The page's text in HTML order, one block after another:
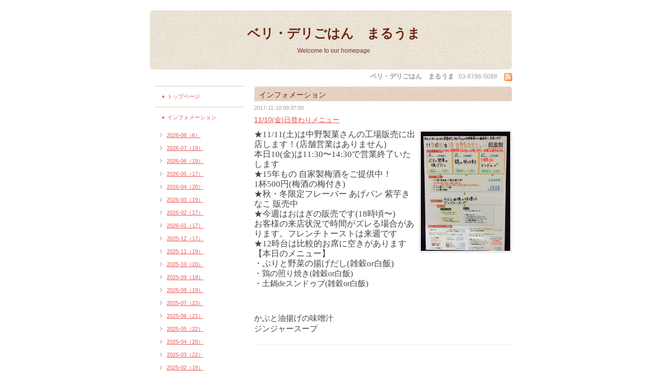
ベリ・デリごはん まるうま
Welcome to our homepage
ベリ・デリごはん まるうま 03-6786-5088
インフォメーション
2017-11-10 09:37:00
11/10(金)日替わりメニュー
★11/11(土)は中野製菓さんの工場販売に出
店します！(店舗営業はありません)
本日10(金)は11:30〜14:30で営業終了いた
します
★15年もの 自家製梅酒をご提供中！
1杯500円(梅酒の梅付き)
★秋・冬限定フレーバー あげパン 紫芋き
なこ 販売中
★今週はおはぎの販売です(18時頃〜)
お客様の来店状況で時間がズレる場合があ
ります。フレンチトーストは来週です
★12時台は比較的お席に空きがあります
【本日のメニュー】
・ぶりと野菜の揚げだし(雑穀or白飯)
・鶏の照り焼き(雑穀or白飯)
・土鍋deスンドゥブ(雑穀or白飯)
かぶと油揚げの味噌汁
ジンジャースープ
トップページ
インフォメーション
2026-08（6）
2026-07（19）
2026-06（19）
2026-05（17）
2026-04（20）
2026-03（19）
2026-02（17）
2026-01（17）
2025-12（17）
2025-11（19）
2025-10（20）
2025-09（18）
2025-08（19）
2025-07（23）
2025-06（21）
2025-05（22）
2025-04（20）
2025-03（22）
2025-02（18）